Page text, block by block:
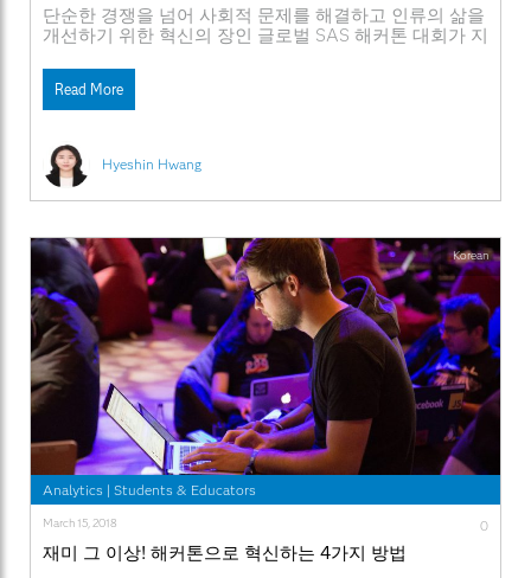
Hyeshin Hwang
단순한 경쟁을 넘어 사회적 문제를 해결하고 인류의 삶을
개선하기 위한 혁신의 장인 글로벌 SAS 해커톤 대회가 지
을 마쳤습니다. 'SAS 해커톤 2025'에는 전 세계 66개국
708개 기업 및 대학, 그리고 SAS 파트너사에서 2,058명의
인재들이 등록하며 뜨거운 관심을 입증했습니다. 이 중
Read More
Analytics | Students & Educators
March 15, 2018 0
재미 그 이상! 해커톤으로 혁신하는 4가지 방법
Korean